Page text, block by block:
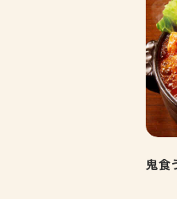
鬼食